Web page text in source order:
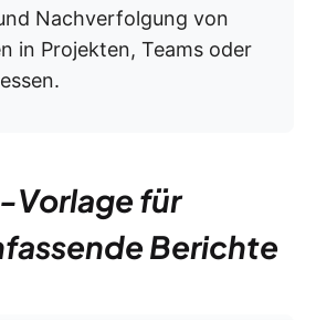
Nachverfolgung von
in Projekten, Teams oder
Vorlage für
Berichte